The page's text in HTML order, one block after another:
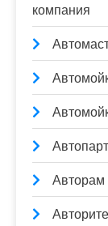
компания
Авторам